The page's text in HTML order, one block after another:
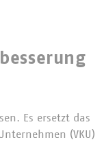
Es ersetzt das
(VKU)